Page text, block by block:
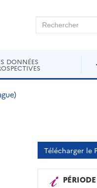
sur
DONNÉES
Télécharger le